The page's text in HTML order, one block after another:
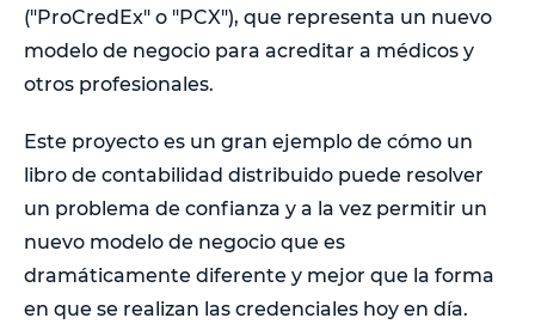
("ProCredEx" o "PCX"), que representa un nuevo
modelo de negocio para acreditar a médicos y
otros profesionales.
Este proyecto es un gran ejemplo de cómo un
libro de contabilidad distribuido puede resolver
un problema de confianza y a la vez permitir un
nuevo modelo de negocio que es
dramáticamente diferente y mejor que la forma
en que se realizan las credenciales hoy en día.